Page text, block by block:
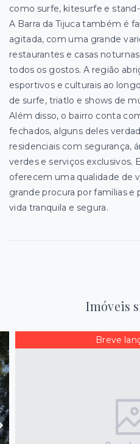
como surfe, kitesurfe e
A Barra da Tijuca também é
agitada, com uma grande
restaurantes e casas
todos os gostos. A região
esportivos e culturais ao
de surfe, triatlo e shows de
Além disso, o bairro conta
fechados, alguns deles
residenciais com segurança,
verdes e serviços exclusivos.
oferecem uma qualidade de
grande procura por famílias e
vida tranquila e segura.
Imóveis
Breve